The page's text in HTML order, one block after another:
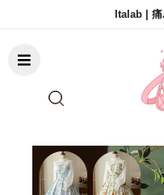
Italab |